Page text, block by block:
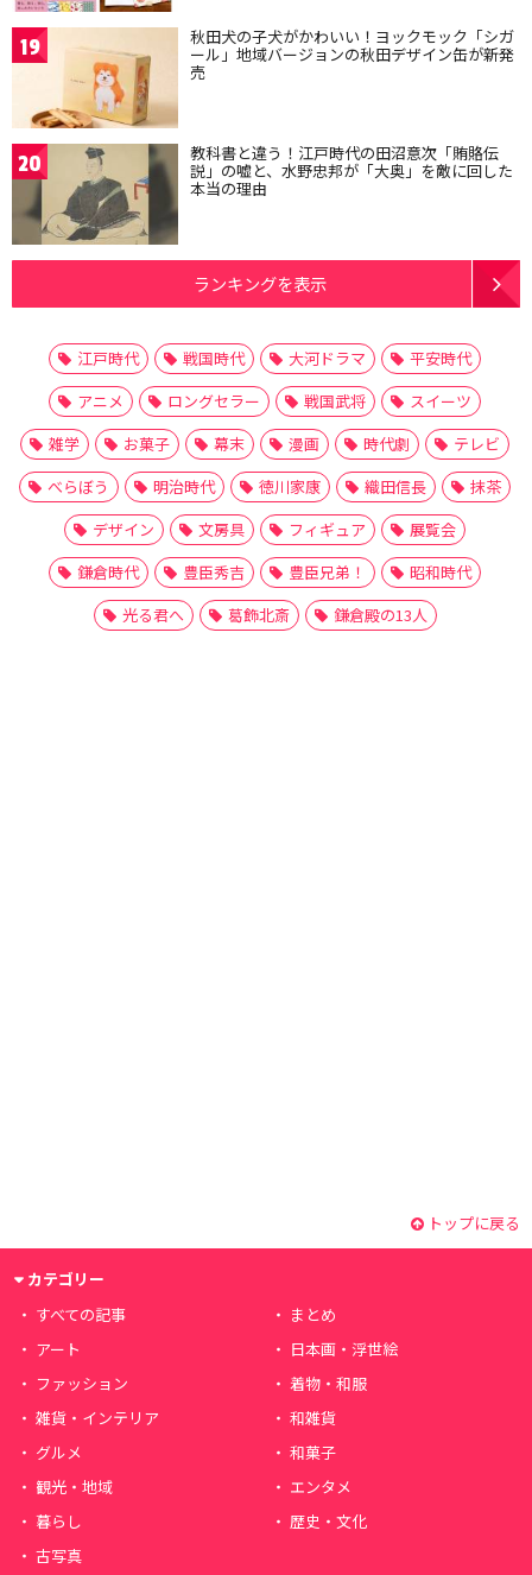
19 秋田犬の子犬がかわいい！ヨックモック「シガ
ール」地域バージョンの秋田デザイン缶が新発
売
20 教科書と違う！江戸時代の田沼意次「賄賂伝
説」の嘘と、水野忠邦が「大奥」を敵に回した
本当の理由
ランキングを表示
江戸時代 戦国時代 大河ドラマ
平安時代
アニメ
ロングセラー 戦国武将
スイーツ
雑学
お菓子 幕末 漫画 時代劇
テレビ
べらぼう
明治時代 徳川家康 織田信長
抹茶
デザイン
文房具 フィギュア
展覧会
鎌倉時代
豊臣秀吉 豊臣兄弟！
昭和時代
光る君へ
葛飾北斎 鎌倉殿の13人
トップに戻る
カテゴリー
すべての記事
まとめ
アート
日本画・浮世絵
ファッション
着物・和服
雑貨・インテリア
和雑貨
グルメ
和菓子
観光・地域
エンタメ
暮らし
歴史・文化
古写真